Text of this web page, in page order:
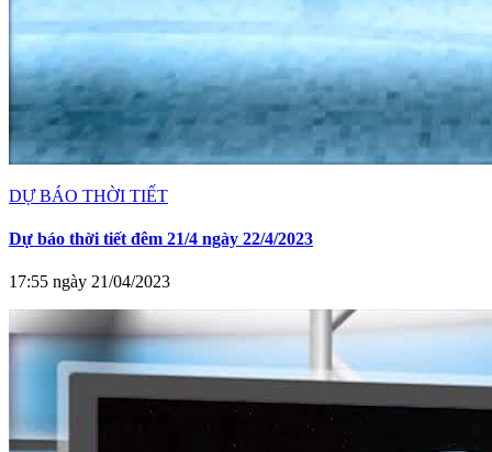
DỰ BÁO THỜI TIẾT
Dự báo thời tiết đêm 21/4 ngày 22/4/2023
17:55 ngày 21/04/2023